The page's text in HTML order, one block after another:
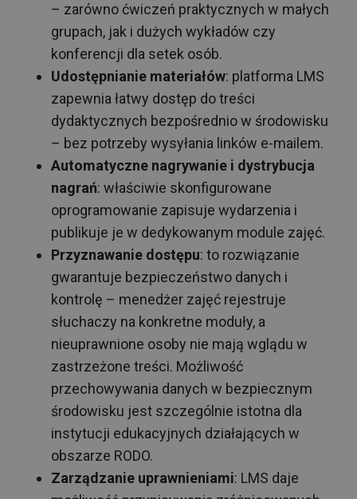
– zarówno ćwiczeń praktycznych w małych
grupach, jak i dużych wykładów czy
konferencji dla setek osób.
Udostępnianie materiałów: platforma LMS
zapewnia łatwy dostęp do treści
dydaktycznych bezpośrednio w środowisku
– bez potrzeby wysyłania linków e-mailem.
Automatyczne nagrywanie i dystrybucja
nagrań: właściwie skonfigurowane
oprogramowanie zapisuje wydarzenia i
publikuje je w dedykowanym module zajęć.
Przyznawanie dostępu: to rozwiązanie
gwarantuje bezpieczeństwo danych i
kontrolę – menedżer zajęć rejestruje
słuchaczy na konkretne moduły, a
nieuprawnione osoby nie mają wglądu w
zastrzeżone treści. Możliwość
przechowywania danych w bezpiecznym
środowisku jest szczególnie istotna dla
instytucji edukacyjnych działających w
obszarze RODO.
Zarządzanie uprawnieniami: LMS daje